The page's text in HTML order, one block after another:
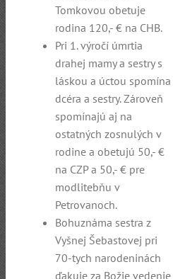
Tomkovou obetuje
rodina 120,- € na CHB.
Pri 1. výročí úmrtia
drahej mamy a sestry s
láskou a úctou spomína
dcéra a sestry. Zároveň
spomínajú aj na
ostatných zosnulých v
rodine a obetujú 50,- €
na CZP a 50,- € pre
modlitebňu v
Petrovanoch.
Bohuznáma sestra z
Vyšnej Šebastovej pri
70-tych narodeninách
ďakuje za Božie vedenie